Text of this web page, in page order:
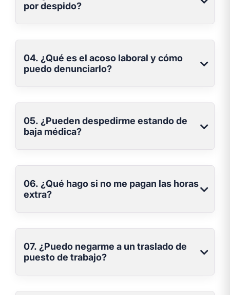
por despido?
04. ¿Qué es el acoso laboral y cómo
puedo denunciarlo?
05. ¿Pueden despedirme estando de
baja médica?
06. ¿Qué hago si no me pagan las horas
extra?
07. ¿Puedo negarme a un traslado de
puesto de trabajo?